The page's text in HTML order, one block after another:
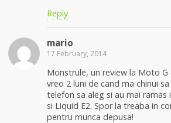
Reply
mario
17 February, 2014
Monstrule, un review la Moto G
vreo 2 luni de cand ma chinui
telefon sa aleg si au mai ramas
si Liquid E2. Spor la treaba in
pentru munca depusa!